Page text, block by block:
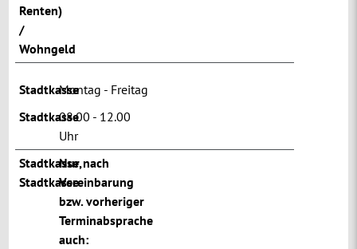
Renten)
/
Wohngeld
StadtkasseMontag - Freitag
Stadtkasse08.00 - 12.00
Uhr
Stadtkasse,
Stadtkasse
Nur nach
Vereinbarung
bzw. vorheriger
Terminabsprache
auch: